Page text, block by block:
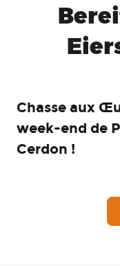
Chasse aux
week-end de
Cerdon !